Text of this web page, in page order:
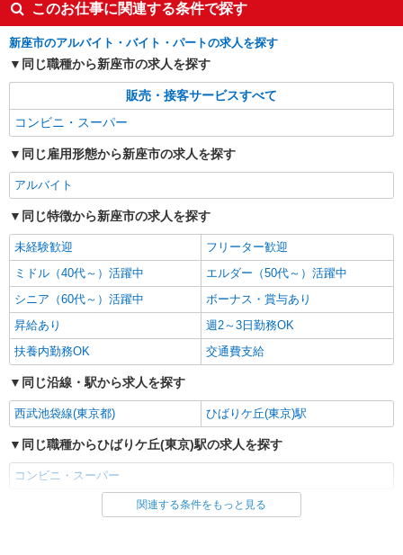
このお仕事に関連する条件で探す
新座市のアルバイト・バイト・パートの求人を探す
同じ職種から新座市の求人を探す
販売・接客サービスすべて
コンビニ・スーパー
同じ雇用形態から新座市の求人を探す
アルバイト
同じ特徴から新座市の求人を探す
未経験歓迎
フリーター歓迎
ミドル（40代～）活躍中
エルダー（50代～）活躍中
シニア（60代～）活躍中
ボーナス・賞与あり
昇給あり
週2～3日勤務OK
扶養内勤務OK
交通費支給
同じ沿線・駅から求人を探す
西武池袋線(東京都) ひばりケ丘(東京)駅
同じ職種からひばりケ丘(東京)駅の求人を探す
コンビニ・スーパー
同じ雇用形態からひばりケ丘(東京)駅の求人を探す
関連する条件をもっと見る